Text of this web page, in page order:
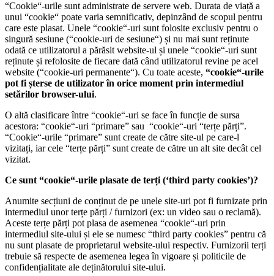
“Cookie“-urile sunt administrate de servere web. Durata de viață a
unui “cookie“ poate varia semnificativ, depinzând de scopul pentru
care este plasat. Unele “cookie“-uri sunt folosite exclusiv pentru o
singură sesiune (“cookie-uri de sesiune“) și nu mai sunt reținute
odată ce utilizatorul a părăsit website-ul și unele “cookie“-uri sunt
reținute și refolosite de fiecare dată când utilizatorul revine pe acel
website (“cookie-uri permanente“). Cu toate aceste, “cookie“-urile
pot fi șterse de utilizator în orice moment prin intermediul
setărilor browser-ului.
O altă clasificare între “cookie“-uri se face în funcție de sursa
acestora: “cookie“-uri “primare” sau “cookie“-uri “terțe părți”.
“Cookie“-urile “primare” sunt create de către site-ul pe care-l
vizitați, iar cele “terțe părți” sunt create de către un alt site decât cel
vizitat.
Ce sunt “cookie“-urile plasate de terți (‘third party cookies’)?
Anumite secțiuni de conținut de pe unele site-uri pot fi furnizate prin
intermediul unor terțe părți / furnizori (ex: un video sau o reclamă).
Aceste terțe părți pot plasa de asemenea “cookie“-uri prin
intermediul site-ului și ele se numesc “third party cookies” pentru că
nu sunt plasate de proprietarul website-ului respectiv. Furnizorii terți
trebuie să respecte de asemenea legea în vigoare și politicile de
confidențialitate ale deținătorului site-ului.